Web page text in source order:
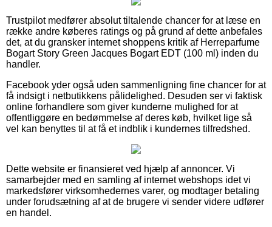
Trustpilot medfører absolut tiltalende chancer for at læse en
række andre køberes ratings og på grund af dette anbefales
det, at du gransker internet shoppens kritik af Herreparfume
Bogart Story Green Jacques Bogart EDT (100 ml) inden du
handler.
Facebook yder også uden sammenligning fine chancer for at
få indsigt i netbutikkens pålidelighed. Desuden ser vi faktisk
online forhandlere som giver kunderne mulighed for at
offentliggøre en bedømmelse af deres køb, hvilket lige så
vel kan benyttes til at få et indblik i kundernes tilfredshed.
Dette website er finansieret ved hjælp af annoncer. Vi
samarbejder med en samling af internet webshops idet vi
markedsfører virksomhedernes varer, og modtager betaling
under forudsætning af at de brugere vi sender videre udfører
en handel.